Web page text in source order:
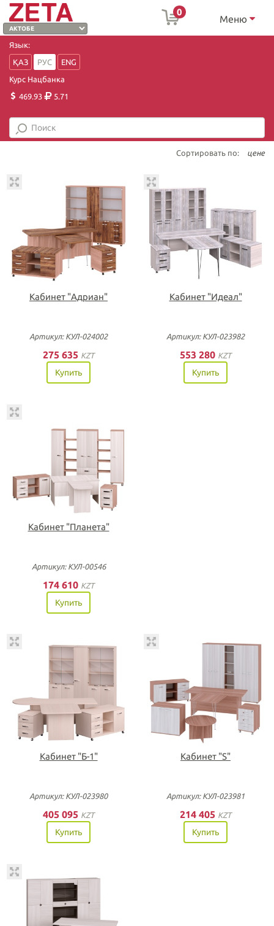
0
Меню
Язык:
ҚАЗ
РУС
ENG
Курс Нацбанка
469.93
5.71
Сортировать по: цене
Кабинет "Адриан"
Артикул: КУЛ-024002
275 635 KZT
Купить
Кабинет "Идеал"
Артикул: КУЛ-023982
553 280 KZT
Купить
Кабинет "Планета"
Артикул: КУЛ-00546
174 610 KZT
Купить
Кабинет "Б-1"
Артикул: КУЛ-023980
405 095 KZT
Купить
Кабинет "S"
Артикул: КУЛ-023981
214 405 KZT
Купить